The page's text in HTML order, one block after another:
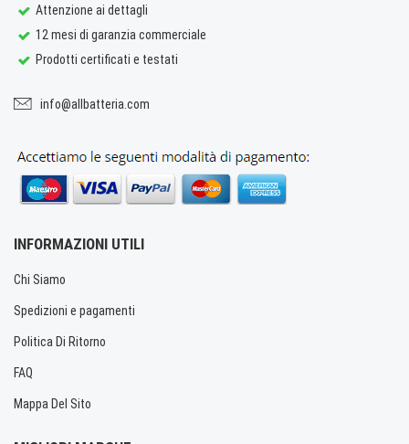
Attenzione ai dettagli
12 mesi di garanzia commerciale
Prodotti certificati e testati
info@allbatteria.com
INFORMAZIONI UTILI
Chi Siamo
Spedizioni e pagamenti
Politica Di Ritorno
FAQ
Mappa Del Sito